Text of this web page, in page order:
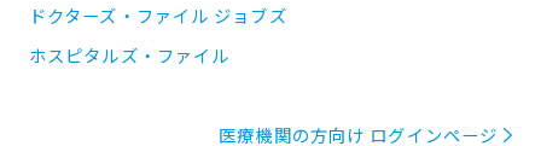
ドクターズ・ファイル ジョブズ
ホスピタルズ・ファイル
医療機関の方向け ログインページ